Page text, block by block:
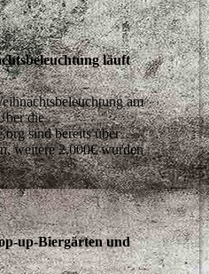
läuft
am
die
sind bereits über
weitere 2.000€ wurden
up-Biergärten und